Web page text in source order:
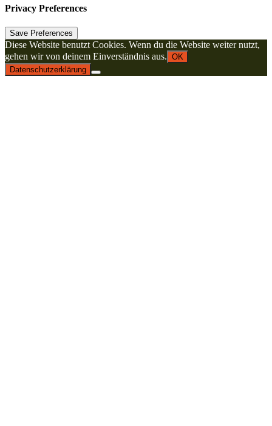
Privacy Preferences
Diese Website benutzt Cookies. Wenn du die Website weiter nutzt,
gehen wir von deinem Einverständnis aus. OK
Datenschutzerklärung